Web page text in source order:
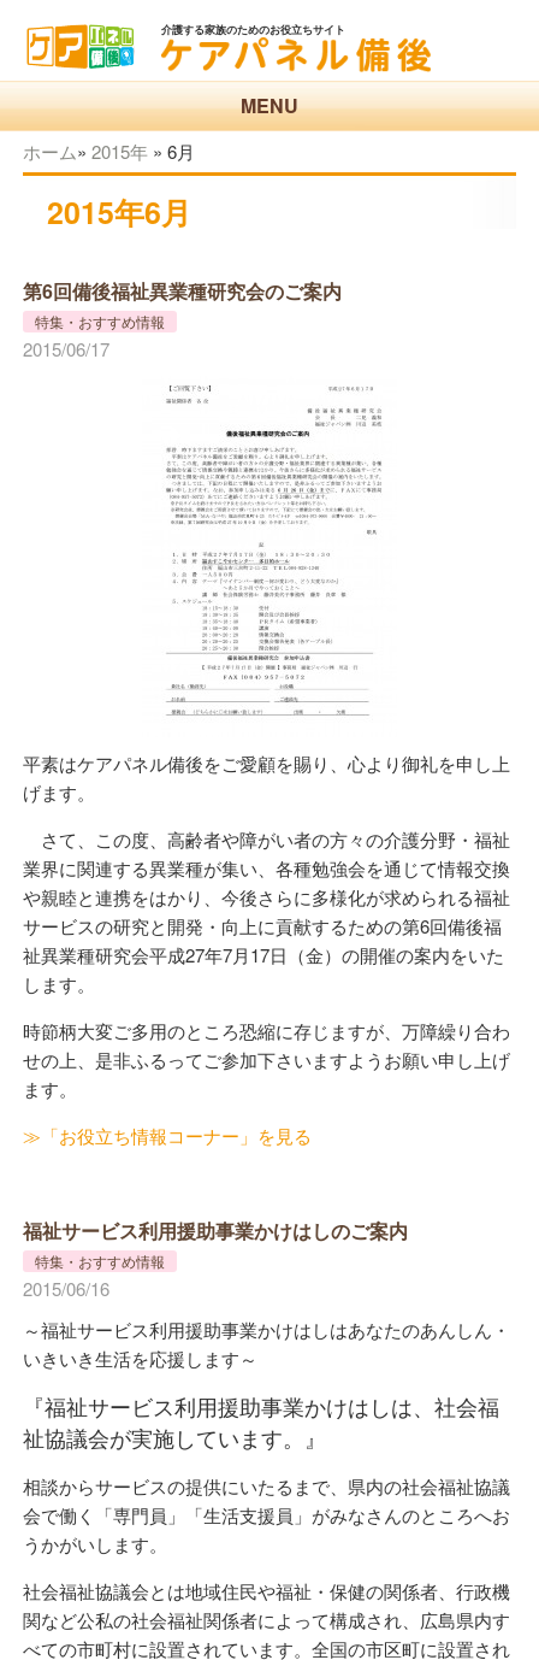
介護する家族のためのお役立ちサイト
MENU
ホーム» 2015年» 6月
2015年6月
第6回備後福祉異業種研究会のご案内
特集・おすすめ情報
2015/06/17
平素はケアパネル備後をご愛顧を賜り、心より御礼を申し上
げます。
さて、この度、高齢者や障がい者の方々の介護分野・福祉
業界に関連する異業種が集い、各種勉強会を通じて情報交換
や親睦と連携をはかり、今後さらに多様化が求められる福祉
サービスの研究と開発・向上に貢献するための第6回備後福
祉異業種研究会平成27年7月17日（金）の開催の案内をいた
します。
時節柄大変ご多用のところ恐縮に存じますが、万障繰り合わ
せの上、是非ふるってご参加下さいますようお願い申し上げ
ます。
≫「お役立ち情報コーナー」を見る
福祉サービス利用援助事業かけはしのご案内
特集・おすすめ情報
2015/06/16
～福祉サービス利用援助事業かけはしはあなたのあんしん・
いきいき生活を応援します～
『福祉サービス利用援助事業かけはしは、社会福
祉協議会が実施しています。』
相談からサービスの提供にいたるまで、県内の社会福祉協議
会で働く「専門員」「生活支援員」がみなさんのところへお
うかがいします。
社会福祉協議会とは地域住民や福祉・保健の関係者、行政機
関など公私の社会福祉関係者によって構成され、広島県内す
べての市町村に設置されています。全国の市区町に設置され